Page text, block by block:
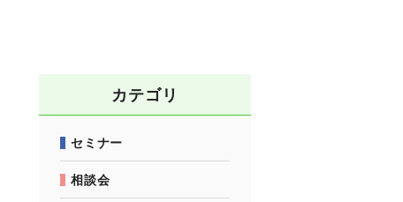
カテゴリ
セミナー
相談会